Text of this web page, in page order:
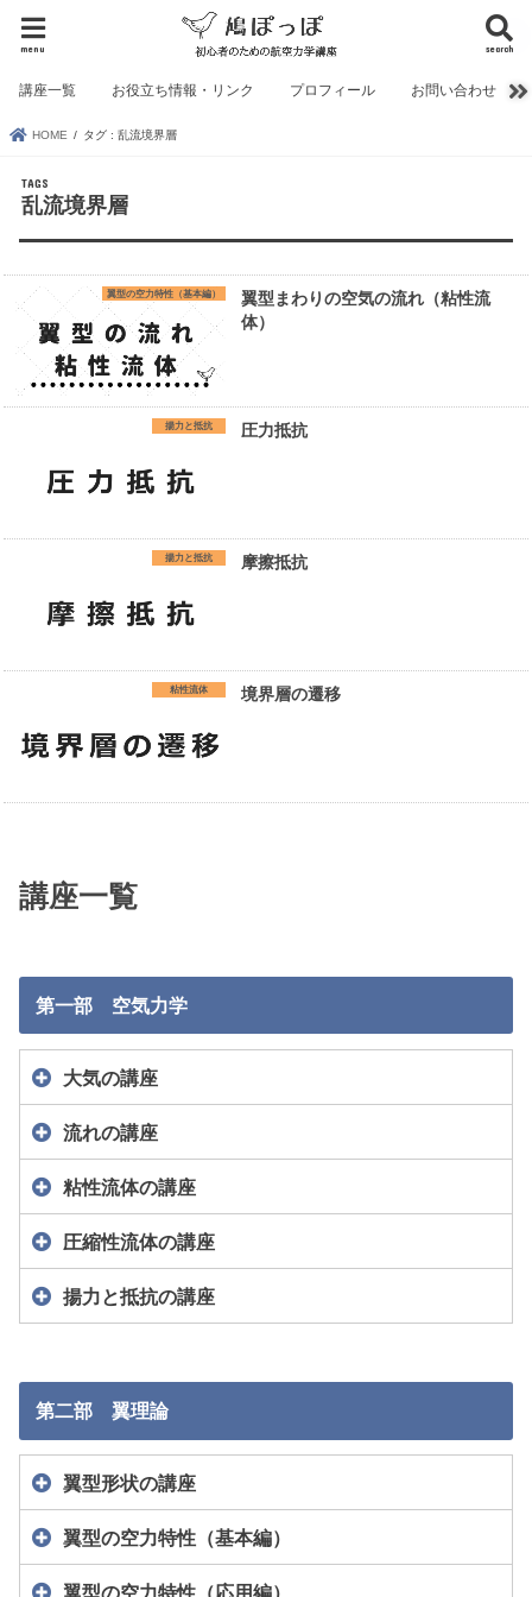
search
menu
講座一覧 お役立ち情報・リンク プロフィール お問い合わせ
HOME タグ : 乱流境界層
乱流境界層
翼型の空力特性（基本編）
翼型まわりの空気の流れ（粘性流
体）
揚力と抵抗 圧力抵抗
揚力と抵抗 摩擦抵抗
粘性流体 境界層の遷移
講座一覧
第一部 空気力学
大気の講座
流れの講座
粘性流体の講座
圧縮性流体の講座
揚力と抵抗の講座
第二部 翼理論
翼型形状の講座
翼型の空力特性（基本編）
翼型の空力特性（応用編）